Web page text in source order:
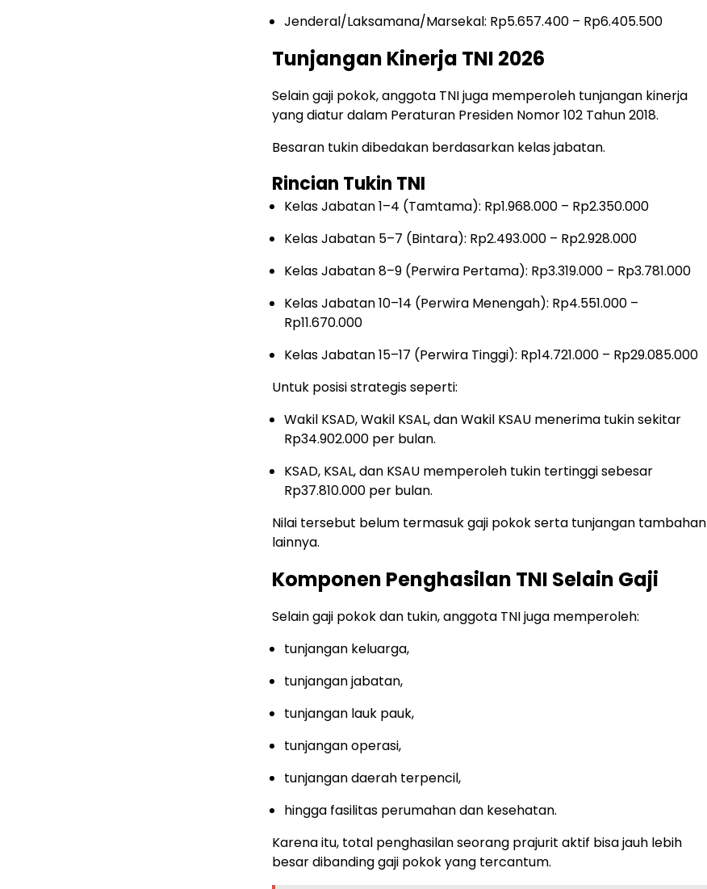
Jenderal/Laksamana/Marsekal: Rp5.657.400 – Rp6.405.500
Tunjangan Kinerja TNI 2026
Selain gaji pokok, anggota TNI juga memperoleh tunjangan kinerja
yang diatur dalam Peraturan Presiden Nomor 102 Tahun 2018.
Besaran tukin dibedakan berdasarkan kelas jabatan.
Rincian Tukin TNI
Kelas Jabatan 1–4 (Tamtama): Rp1.968.000 – Rp2.350.000
Kelas Jabatan 5–7 (Bintara): Rp2.493.000 – Rp2.928.000
Kelas Jabatan 8–9 (Perwira Pertama): Rp3.319.000 – Rp3.781.000
Kelas Jabatan 10–14 (Perwira Menengah): Rp4.551.000 –
Rp11.670.000
Kelas Jabatan 15–17 (Perwira Tinggi): Rp14.721.000 – Rp29.085.000
Untuk posisi strategis seperti:
Wakil KSAD, Wakil KSAL, dan Wakil KSAU menerima tukin sekitar
Rp34.902.000 per bulan.
KSAD, KSAL, dan KSAU memperoleh tukin tertinggi sebesar
Rp37.810.000 per bulan.
Nilai tersebut belum termasuk gaji pokok serta tunjangan tambahan
lainnya.
Komponen Penghasilan TNI Selain Gaji
Selain gaji pokok dan tukin, anggota TNI juga memperoleh:
tunjangan keluarga,
tunjangan jabatan,
tunjangan lauk pauk,
tunjangan operasi,
tunjangan daerah terpencil,
hingga fasilitas perumahan dan kesehatan.
Karena itu, total penghasilan seorang prajurit aktif bisa jauh lebih
besar dibanding gaji pokok yang tercantum.